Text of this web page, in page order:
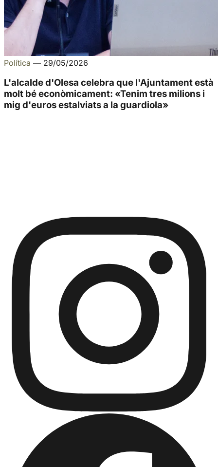
Política — 29/05/2026
L'alcalde d'Olesa celebra que l'Ajuntament està
molt bé econòmicament: «Tenim tres milions i
mig d'euros estalviats a la guardiola»